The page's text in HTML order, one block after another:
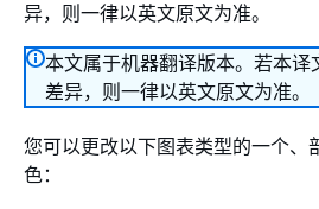
异，则一律以英文原文为准。
本文属于机器翻译版本。若本译
差异，则一律以英文原文为准。
您可以更改以下图表类型的一个、
色：